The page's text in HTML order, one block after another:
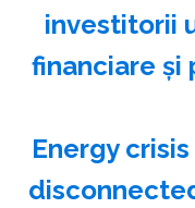
investitorii
financiare şi
Energy